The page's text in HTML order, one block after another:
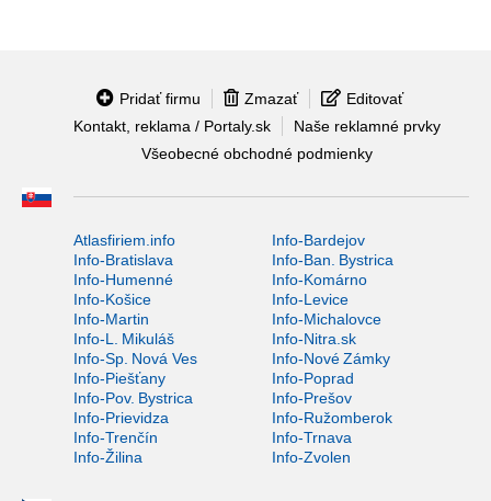
Pridať firmu Zmazať
Editovať
Kontakt, reklama / Portaly.sk
Naše reklamné prvky
Všeobecné obchodné podmienky
Atlasfiriem.info
Info-Bardejov
Info-Bratislava
Info-Ban. Bystrica
Info-Humenné
Info-Komárno
Info-Košice
Info-Levice
Info-Martin
Info-Michalovce
Info-L. Mikuláš
Info-Nitra.sk
Info-Sp. Nová Ves
Info-Nové Zámky
Info-Piešťany
Info-Poprad
Info-Pov. Bystrica
Info-Prešov
Info-Prievidza
Info-Ružomberok
Info-Trenčín
Info-Trnava
Info-Žilina
Info-Zvolen